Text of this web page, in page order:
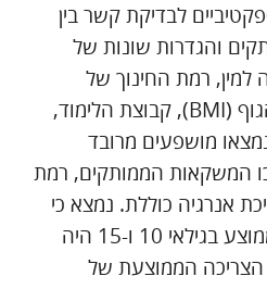
לבדיקת קשר בין
והגדרות שונות של
רמת החינוך של
ההורים, אינדקס מסת הגוף (BMI), קבוצת הלימוד,
מושפעים מרובד
המשקאות הממותקים, רמת
אנרגיה כוללת. נמצא כי
נטל העששת הכללי הממוצע בגילאי 10 ו-15 היה
הצריכה הממוצעת של